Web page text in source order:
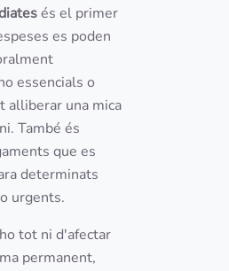
és el primer
es poden
essencials o
alliberar una mica
També és
que es
determinats
urgents.
tot ni d'afectar
permanent,